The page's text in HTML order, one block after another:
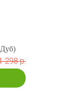
298 р.